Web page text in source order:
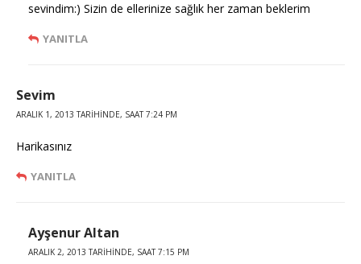
sevindim:) Sizin de ellerinize sağlık her zaman beklerim
YANITLA
Sevim
ARALIK 1, 2013 TARIHINDE, SAAT 7:24 PM
Harikasınız
YANITLA
Ayşenur Altan
ARALIK 2, 2013 TARIHINDE, SAAT 7:15 PM